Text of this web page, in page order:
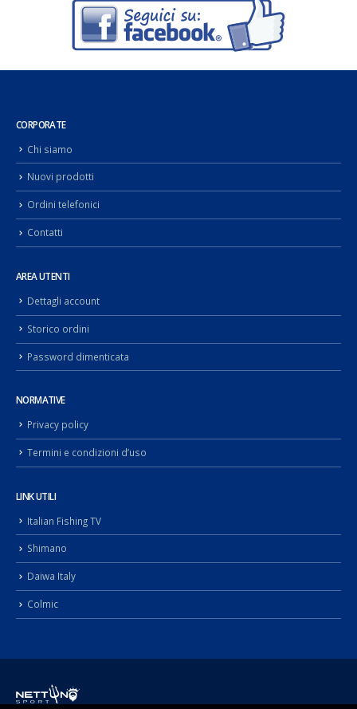
CORPORATE
Chi siamo
Nuovi prodotti
Ordini telefonici
Contatti
AREA UTENTI
Dettagli account
Storico ordini
Password dimenticata
NORMATIVE
Privacy policy
Termini e condizioni d’uso
LINK UTILI
Italian Fishing TV
Shimano
Daiwa Italy
Colmic